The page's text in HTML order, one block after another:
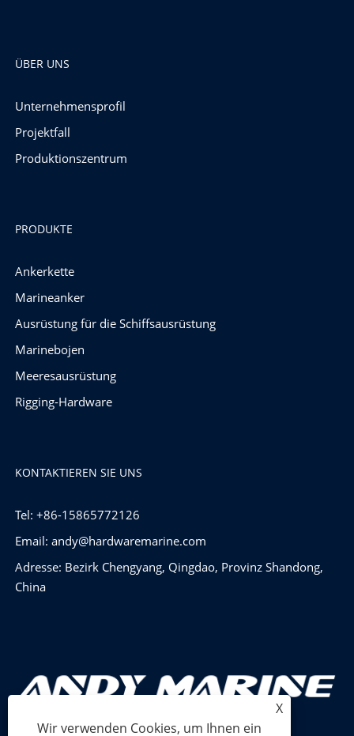
ÜBER UNS
Unternehmensprofil
Projektfall
Produktionszentrum
PRODUKTE
Ankerkette
Marineanker
Ausrüstung für die Schiffsausrüstung
Marinebojen
Meeresausrüstung
Rigging-Hardware
KONTAKTIEREN SIE UNS
Tel: +86-15865772126
Email: andy@hardwaremarine.com
Adresse: Bezirk Chengyang, Qingdao, Provinz Shandong,
China
X
Wir verwenden Cookies, um Ihnen ein